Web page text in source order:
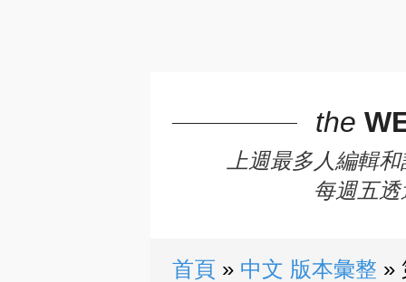
the
上週最多人編輯
每週五
首頁 中文 版本彙整